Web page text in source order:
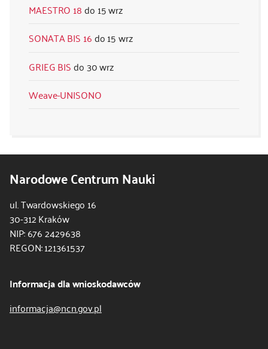
MAESTRO 18
15 wrz
SONATA BIS 16
15 wrz
GRIEG BIS
30 wrz
Weave-UNISONO
Narodowe Centrum Nauki
ul. Twardowskiego 16
30-312 Kraków
NIP: 676 2429638
REGON: 121361537
Informacja dla wnioskodawców
informacja@ncn.gov.pl